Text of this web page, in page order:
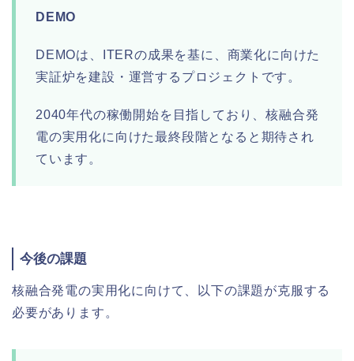
DEMO
DEMOは、ITERの成果を基に、商業化に向けた
実証炉を建設・運営するプロジェクトです。
2040年代の稼働開始を目指しており、核融合発
電の実用化に向けた最終段階となると期待され
ています。
今後の課題
核融合発電の実用化に向けて、以下の課題が克服する
必要があります。